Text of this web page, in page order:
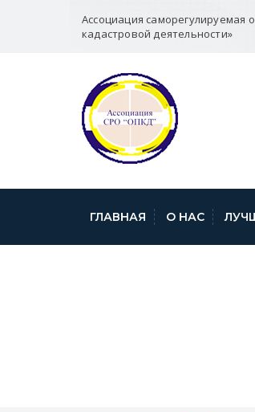
Ассоциация саморегулируемая
кадастровой деятельности»
ГЛАВНАЯ О НАС